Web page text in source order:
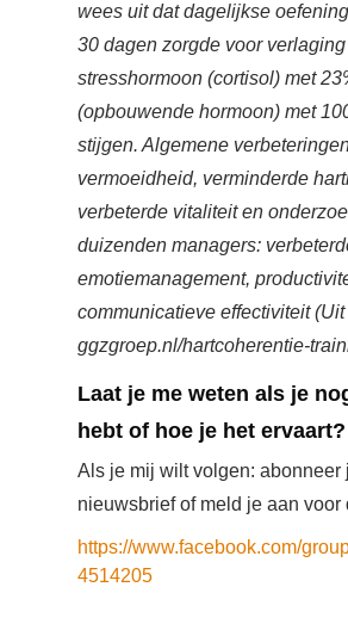
wees uit dat dagelijkse
30 dagen zorgde voor verlaging
stresshormoon (cortisol) met
(opbouwende hormoon) met
stijgen. Algemene
vermoeidheid, verminderde
verbeterde vitaliteit en
duizenden managers:
emotiemanagement,
communicatieve effectiviteit (Uit
ggzgroep.nl/hartcoherentie-
Laat je me weten als je
hebt of hoe je het ervaart?
Als je mij wilt volgen: abonneer
nieuwsbrief of meld je aan voor
https://www.facebook.com/
4514205